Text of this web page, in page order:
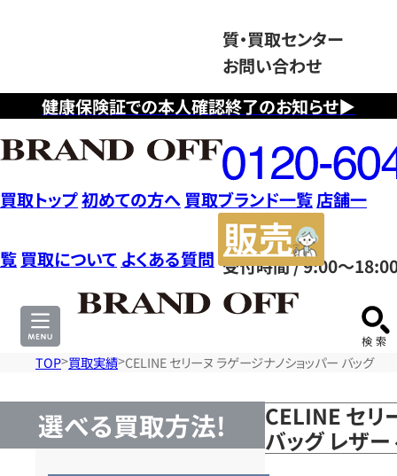
健康保険証での本人確認終了のお知らせ▶
質・買取センター
お問い合わせ
フ
リ
ー
ダ
イ
ヤ
ル
0120604117
受付時間 / 9:00～
買取トップ初めての方へ 買取ブランド一覧店舗一
覧 買取について よくある質問
サ
TOP 買取実績 CELINE セリーヌ ラゲージナノショッパー バッグ
選べる買取方法!
CELINE セリ
バッグ レザ